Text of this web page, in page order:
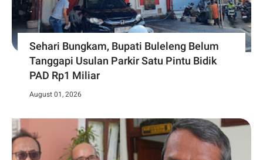
Sehari Bungkam, Bupati Buleleng Belum
Tanggapi Usulan Parkir Satu Pintu Bidik
PAD Rp1 Miliar
August 01, 2026